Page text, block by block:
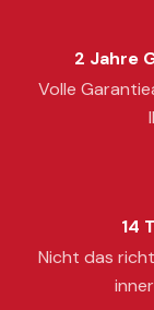
2 Jahre
Volle
14
Nicht das